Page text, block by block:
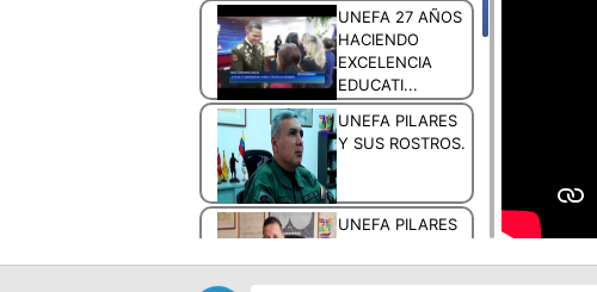
UNEFA 27 AÑOS
HACIENDO
EXCELENCIA
EDUCATI...
UNEFA PILARES
Y SUS ROSTROS.
UNEFA PILARES